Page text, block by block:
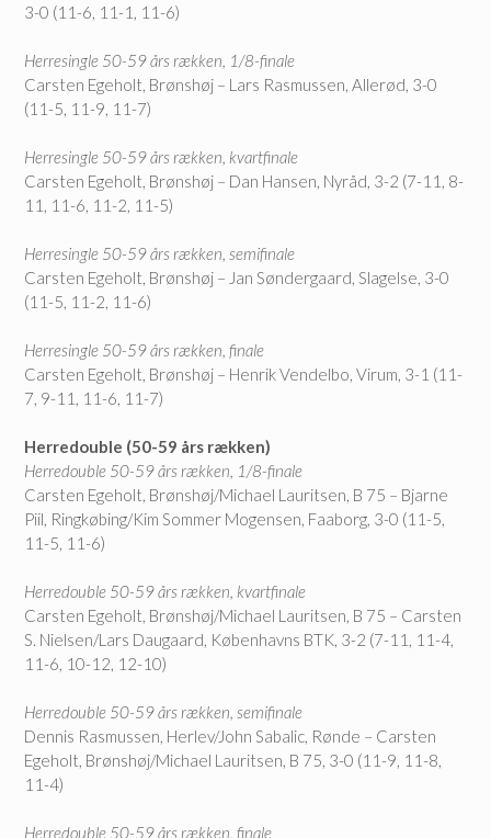
3-0 (11-6, 11-1, 11-6)
Herresingle 50-59 års rækken, 1/8-finale
Carsten Egeholt, Brønshøj – Lars Rasmussen, Allerød, 3-0
(11-5, 11-9, 11-7)
Herresingle 50-59 års rækken, kvartfinale
Carsten Egeholt, Brønshøj – Dan Hansen, Nyråd, 3-2 (7-11, 8-
11, 11-6, 11-2, 11-5)
Herresingle 50-59 års rækken, semifinale
Carsten Egeholt, Brønshøj – Jan Søndergaard, Slagelse, 3-0
(11-5, 11-2, 11-6)
Herresingle 50-59 års rækken, finale
Carsten Egeholt, Brønshøj – Henrik Vendelbo, Virum, 3-1 (11-
7, 9-11, 11-6, 11-7)
Herredouble (50-59 års rækken)
Herredouble 50-59 års rækken, 1/8-finale
Carsten Egeholt, Brønshøj/Michael Lauritsen, B 75 – Bjarne
Piil, Ringkøbing/Kim Sommer Mogensen, Faaborg, 3-0 (11-5,
11-5, 11-6)
Herredouble 50-59 års rækken, kvartfinale
Carsten Egeholt, Brønshøj/Michael Lauritsen, B 75 – Carsten
S. Nielsen/Lars Daugaard, Københavns BTK, 3-2 (7-11, 11-4,
11-6, 10-12, 12-10)
Herredouble 50-59 års rækken, semifinale
Dennis Rasmussen, Herlev/John Sabalic, Rønde – Carsten
Egeholt, Brønshøj/Michael Lauritsen, B 75, 3-0 (11-9, 11-8,
11-4)
Herredouble 50-59 års rækken, finale